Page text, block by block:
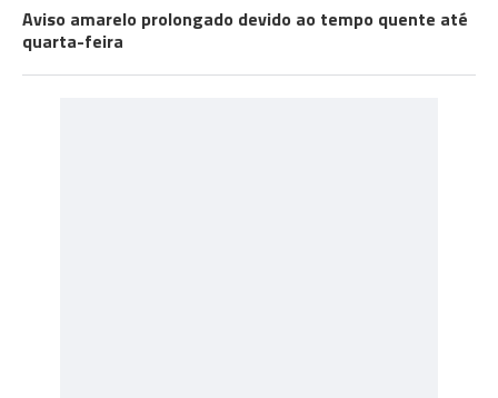
Aviso amarelo prolongado devido ao tempo quente até
quarta-feira